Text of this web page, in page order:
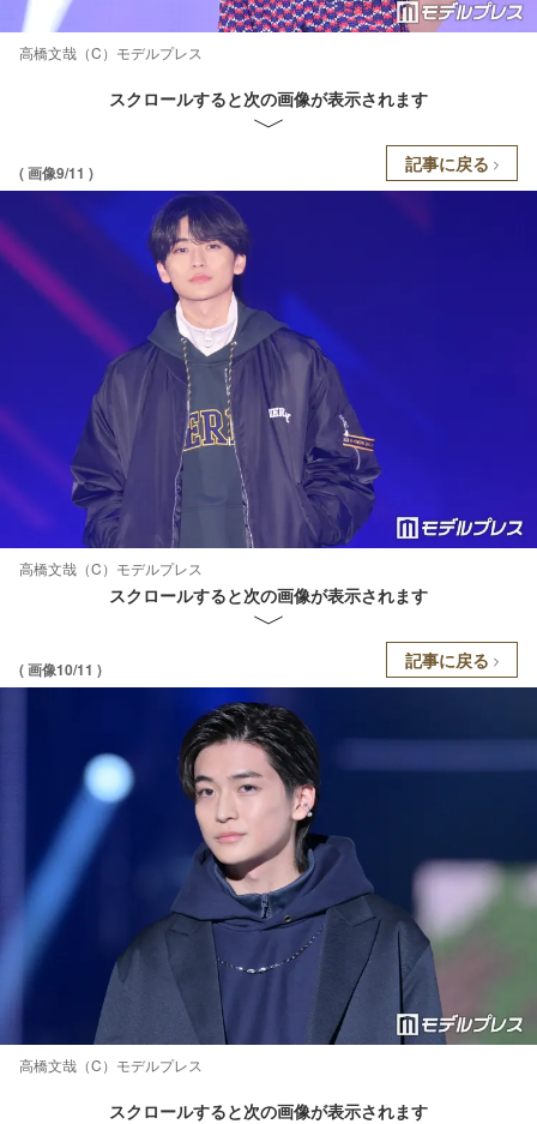
高橋文哉（C）モデルプレス
スクロールすると次の画像が表示されます
( 画像9/11 ) 記事に戻る
高橋文哉（C）モデルプレス
スクロールすると次の画像が表示されます
( 画像10/11 ) 記事に戻る
高橋文哉（C）モデルプレス
スクロールすると次の画像が表示されます